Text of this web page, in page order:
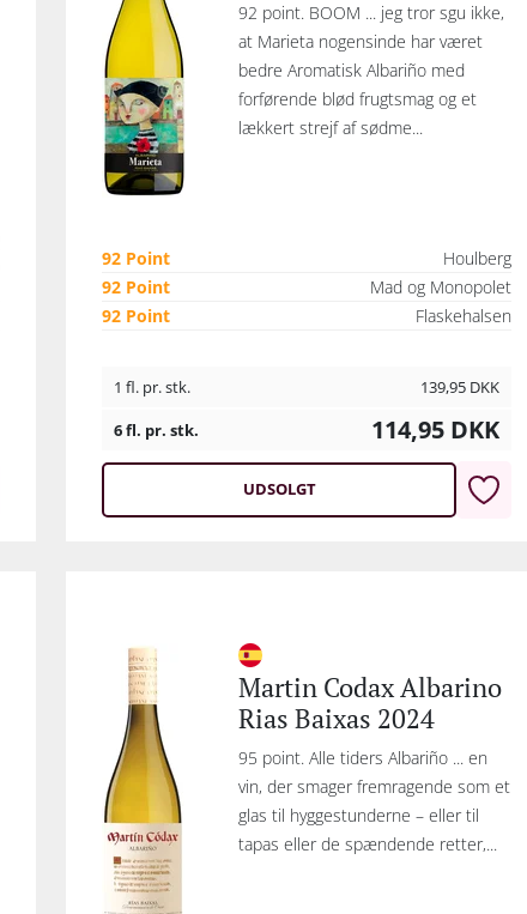
92 point. BOOM ... jeg tror sgu ikke,
at Marieta nogensinde har været
bedre Aromatisk Albariño med
forførende blød frugtsmag og et
lækkert strejf af sødme...
92 Point
Houlberg
92 Point
Mad og Monopolet
92 Point
Flaskehalsen
1 fl. pr. stk. 139,95 DKK
6 fl. pr. stk.
114,95 DKK
UDSOLGT
Martin Codax Albarino
Rias Baixas 2024
95 point. Alle tiders Albariño ... en
vin, der smager fremragende som et
glas til hyggestunderne – eller til
tapas eller de spændende retter,...